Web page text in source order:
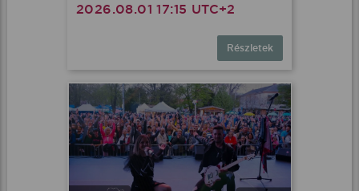
2026.08.01 17:15 UTC+2
Részletek